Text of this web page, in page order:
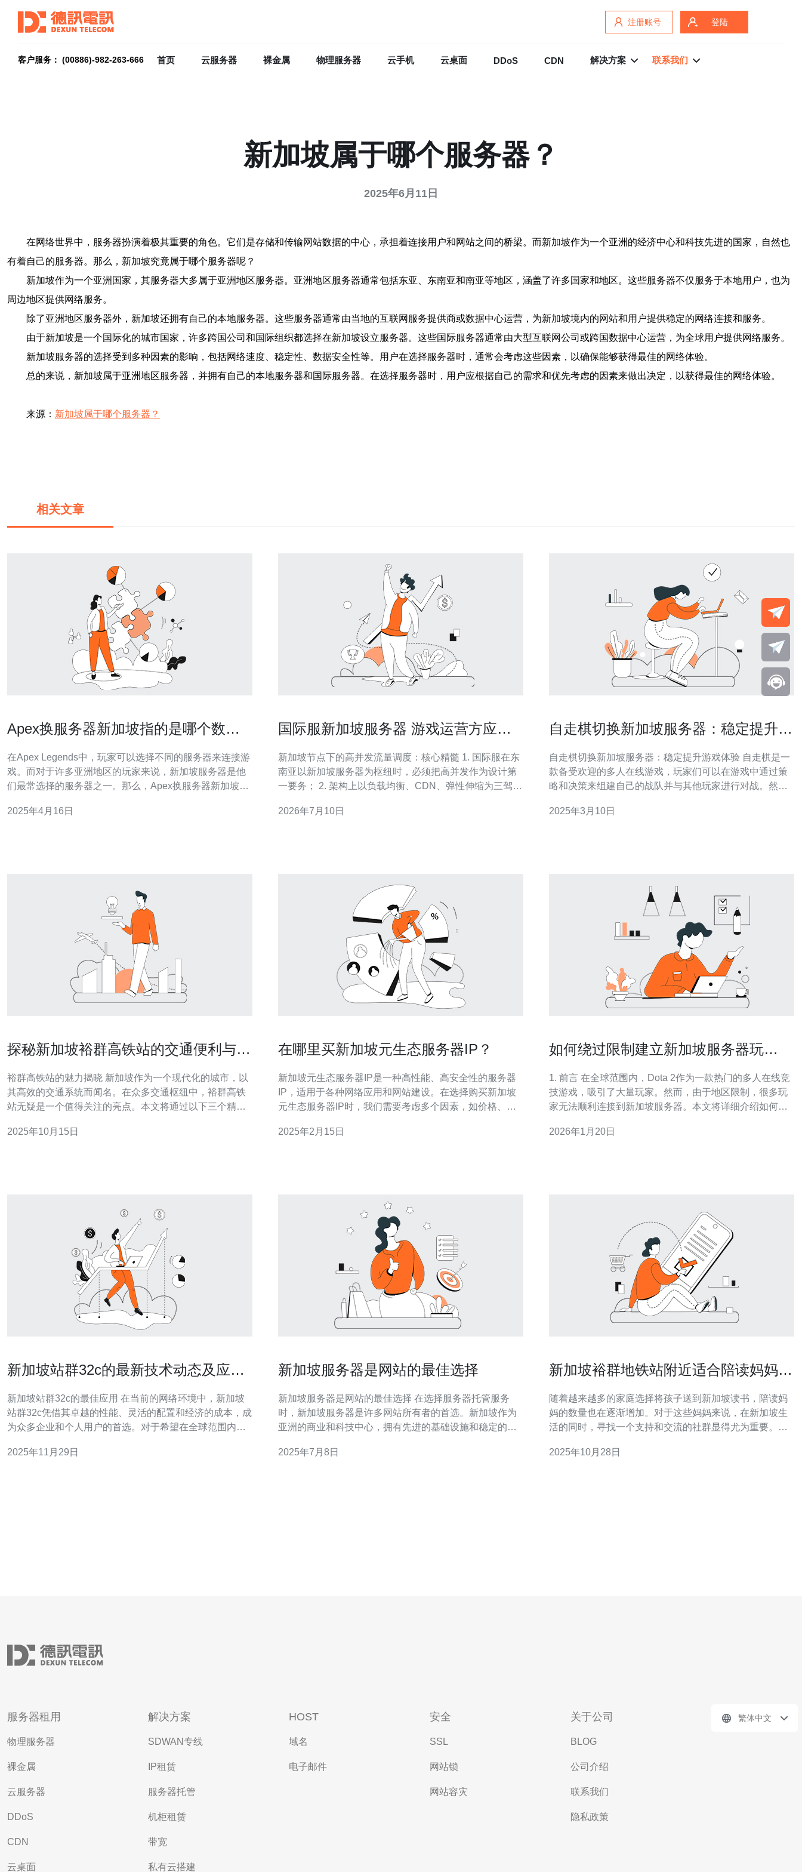
注册账号 登陆
客户服务： (00886)-982-263-666 首页 云服务器 裸金属 物理服务器 云手机 云桌面 DDoS CDN 解决方案 联系我们
新加坡属于哪个服务器？
2025年6月11日
在网络世界中，服务器扮演着极其重要的角色。它们是存储和传输网站数据的中心，承担着连接用户和网站之间的桥梁。而新加坡作为一个亚洲的经济中心和科技先进的国家，自然也
有着自己的服务器。那么，新加坡究竟属于哪个服务器呢？
新加坡作为一个亚洲国家，其服务器大多属于亚洲地区服务器。亚洲地区服务器通常包括东亚、东南亚和南亚等地区，涵盖了许多国家和地区。这些服务器不仅服务于本地用户，也为
周边地区提供网络服务。
除了亚洲地区服务器外，新加坡还拥有自己的本地服务器。这些服务器通常由当地的互联网服务提供商或数据中心运营，为新加坡境内的网站和用户提供稳定的网络连接和服务。
由于新加坡是一个国际化的城市国家，许多跨国公司和国际组织都选择在新加坡设立服务器。这些国际服务器通常由大型互联网公司或跨国数据中心运营，为全球用户提供网络服务。
新加坡服务器的选择受到多种因素的影响，包括网络速度、稳定性、数据安全性等。用户在选择服务器时，通常会考虑这些因素，以确保能够获得最佳的网络体验。
总的来说，新加坡属于亚洲地区服务器，并拥有自己的本地服务器和国际服务器。在选择服务器时，用户应根据自己的需求和优先考虑的因素来做出决定，以获得最佳的网络体验。
来源： 新加坡属于哪个服务器？
相关文章
Apex换服务器新加坡指的是哪个数据
在Apex Legends中，玩家可以选择不同的服务器来连接游
戏。而对于许多亚洲地区的玩家来说，新加坡服务器是他
们最常选择的服务器之一。那么，Apex换服务器新加坡指
坡是亚洲地区最重要的通信枢纽之一，拥有先进的网络基
2025年4月16日
国际服新加坡服务器 游戏运营方应对
新加坡节点下的高并发流量调度：核心精髓 1. 国际服在东
南亚以新加坡服务器为枢纽时，必须把高并发作为设计第
一要务； 2. 架构上以负载均衡、CDN、弹性伸缩为三驾马
晰的SOP：容量预案、降级策略、快速回滚与透明沟通，
2026年7月10日
自走棋切换新加坡服务器：稳定提升游
自走棋切换新加坡服务器：稳定提升游戏体验 自走棋是一
款备受欢迎的多人在线游戏，玩家们可以在游戏中通过策
略和决策来组建自己的战队并与其他玩家进行对战。然
最近，自走棋宣布将切换至新加坡服务器，以提升游戏的
2025年3月10日
探秘新加坡裕群高铁站的交通便利与设
裕群高铁站的魅力揭晓 新加坡作为一个现代化的城市，以
其高效的交通系统而闻名。在众多交通枢纽中，裕群高铁
站无疑是一个值得关注的亮点。本文将通过以下三个精华
2. 设施一应俱全 3. 便捷的交通连接 裕群高铁站位于新加坡
2025年10月15日
在哪里买新加坡元生态服务器IP？
新加坡元生态服务器IP是一种高性能、高安全性的服务器
IP，适用于各种网络应用和网站建设。在选择购买新加坡
元生态服务器IP时，我们需要考虑多个因素，如价格、服
帮助您选择。 云服务提供商是购买新加坡元生态服务器IP
2025年2月15日
如何绕过限制建立新加坡服务器玩
1. 前言 在全球范围内，Dota 2作为一款热门的多人在线竞
技游戏，吸引了大量玩家。然而，由于地区限制，很多玩
家无法顺利连接到新加坡服务器。本文将详细介绍如何通
器来玩Dota 2。 2. 准备工作 在开始之前，我们需要进行一
2026年1月20日
新加坡站群32c的最新技术动态及应用
新加坡站群32c的最佳应用 在当前的网络环境中，新加坡
站群32c凭借其卓越的性能、灵活的配置和经济的成本，成
为众多企业和个人用户的首选。对于希望在全球范围内提
要。32c技术不仅提供了强大的处理能力，还确保了数据传
2025年11月29日
新加坡服务器是网站的最佳选择
新加坡服务器是网站的最佳选择 在选择服务器托管服务
时，新加坡服务器是许多网站所有者的首选。新加坡作为
亚洲的商业和科技中心，拥有先进的基础设施和稳定的网
具有以下几个显著优势： 地理位置优越：新加坡位于亚洲
2025年7月8日
新加坡裕群地铁站附近适合陪读妈妈的
随着越来越多的家庭选择将孩子送到新加坡读书，陪读妈
妈的数量也在逐渐增加。对于这些妈妈来说，在新加坡生
活的同时，寻找一个支持和交流的社群显得尤为重要。本
的社群，并提供具体的操作指南，帮助大家更好地融入当
2025年10月28日
服务器租用
物理服务器
裸金属
云服务器
DDoS
CDN
云桌面
解决方案
SDWAN专线
IP租赁
服务器托管
机柜租赁
带宽
私有云搭建
HOST
域名
电子邮件
安全
SSL
网站锁
网站容灾
关于公司
BLOG
公司介绍
联系我们
隐私政策
繁体中文